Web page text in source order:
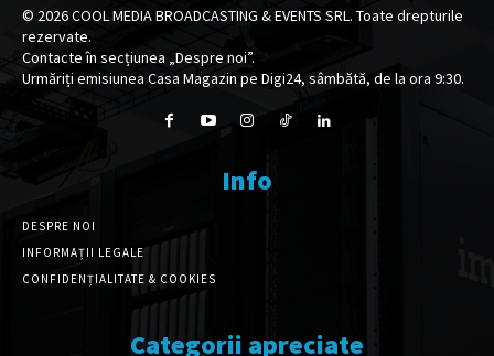
© 2026COOL MEDIA BROADCASTING & EVENTS SRL. Toate drepturile
rezervate.
Contacte în secțiunea „Despre noi”.
Urmăriți emisiunea Casa Magazin pe Digi24, sâmbătă, de la ora 9:30.
Info
DESPRE NOI
INFORMAȚII LEGALE
CONFIDENȚIALITATE & COOKIES
Categorii apreciate